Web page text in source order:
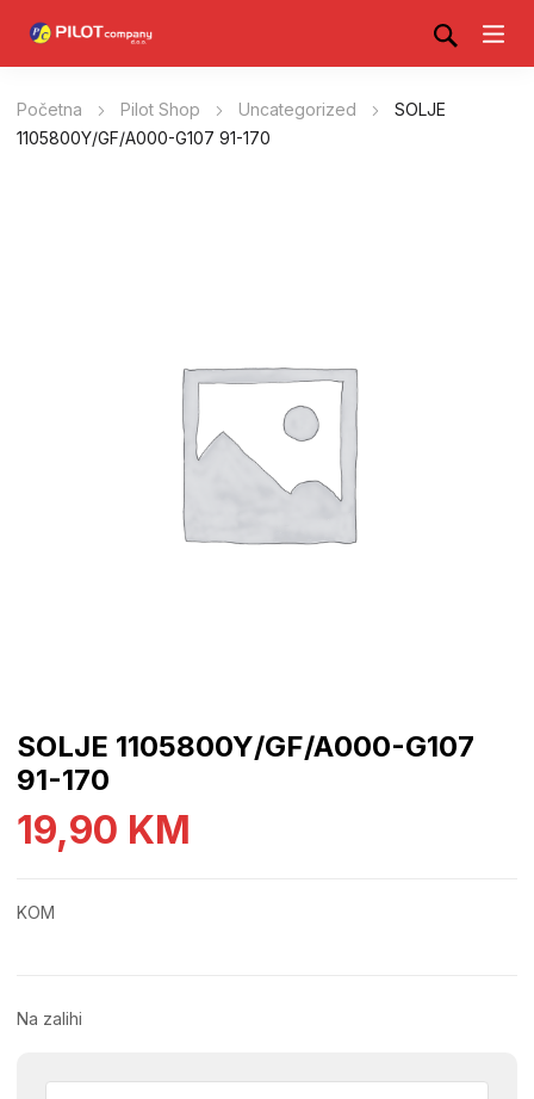
Početna Pilot Shop Uncategorized
SOLJE
1105800Y/GF/A000-G107 91-170
SOLJE 1105800Y/GF/A000-G107
91-170
19,90 KM
KOM
Na zalihi